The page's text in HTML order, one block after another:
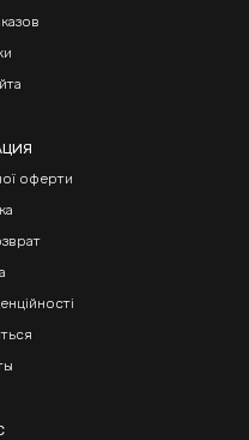
оферти